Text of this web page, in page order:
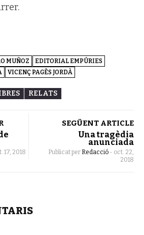
MUÑOZ
EDITORIAL EMPÚRIES
VICENÇ PAGÈS JORDÀ
RELATS
17, 2018
SEGÜENT ARTICLE
Una tragèdia
anunciada
Publicat per Redacció - oct. 22,
2018